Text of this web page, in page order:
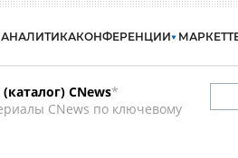
АНАЛИТИКАКОНФЕРЕНЦИИ МАРКЕТ
CNews*
CNews по ключевому